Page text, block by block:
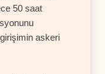
50 saat
askeri